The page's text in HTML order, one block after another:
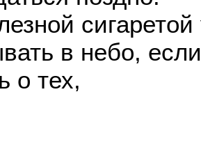
сигаретой
в небо,
о тех,